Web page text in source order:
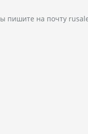
пишите на почту